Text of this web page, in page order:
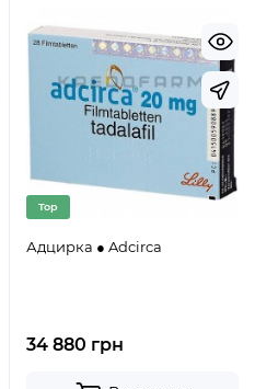
Top
Адцирка ● Adcirca
34 880 грн